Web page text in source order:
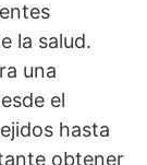
la salud.
una
el
hasta
obtener